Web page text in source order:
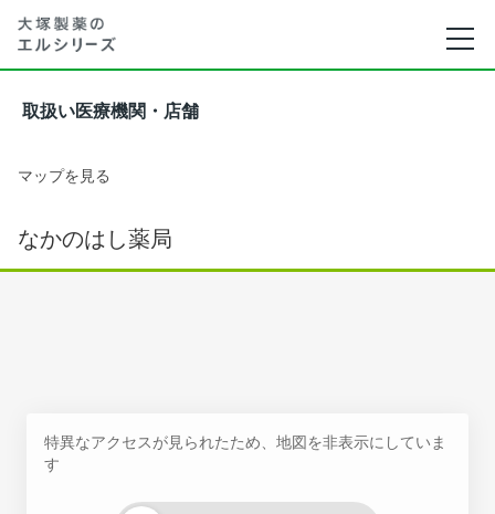
取扱い医療機関・店舗
マップを見る
なかのはし薬局
特異なアクセスが見られたため、地図を非表示にしていま
す